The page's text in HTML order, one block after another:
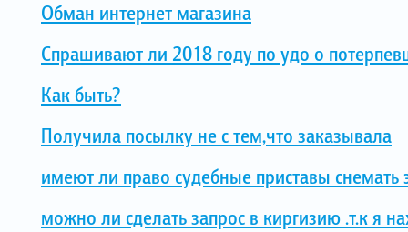
Обман интернет магазина
Спрашивают ли 2018 году по удо о
Как быть?
Получила посылку не с тем,что заказывала
имеют ли право судебные приставы снемать
можно ли сделать запрос в киргизию .т.к я